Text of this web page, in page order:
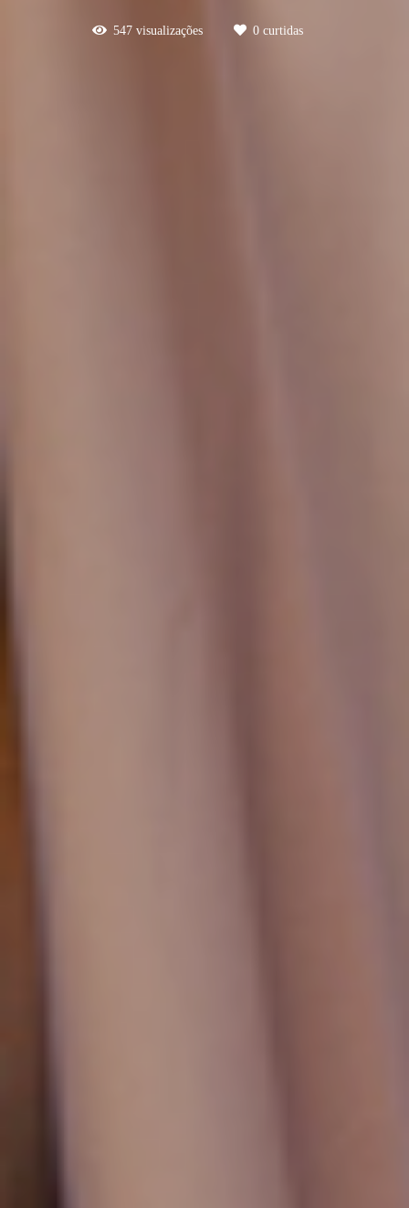
547 visualizações 0 curtidas